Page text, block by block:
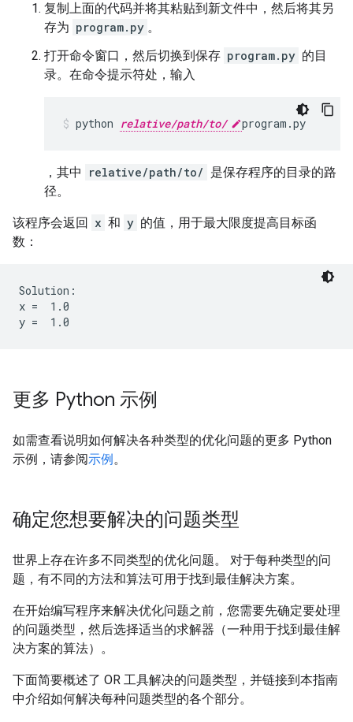
复制上面的代码并将其粘贴到新文件中，然后将其另
存为 program.py 。
打开命令窗口，然后切换到保存 program.py 的目
录。在命令提示符处，输入
python relative/path/to/ program.py
，其中 relative/path/to/ 是保存程序的目录的路
径。
该程序会返回 x 和 y 的值，用于最大限度提高目标函
数：
Solution:
x =  1.0
更多 Python 示例
如需查看说明如何解决各种类型的优化问题的更多 Python
示例，请参阅示例。
确定您想要解决的问题类型
世界上存在许多不同类型的优化问题。 对于每种类型的问
题，有不同的方法和算法可用于找到最佳解决方案。
在开始编写程序来解决优化问题之前，您需要先确定要处理
的问题类型，然后选择适当的求解器（一种用于找到最佳解
决方案的算法）。
下面简要概述了 OR 工具解决的问题类型，并链接到本指南
中介绍如何解决每种问题类型的各个部分。